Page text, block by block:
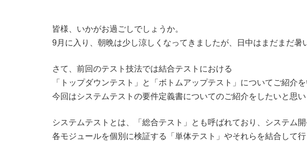
皆様、いかがお過ごしでしょうか。
9月に入り、朝晩は少し涼しくなってきましたが、日中はまだまだ暑
さて、前回のテスト技法では結合テストにおける
「トップダウンテスト」と「ボトムアップテスト」についてご紹介を
今回はシステムテストの要件定義書についてのご紹介をしたいと思い
システムテストとは、「総合テスト」とも呼ばれており、システム
各モジュールを個別に検証する「単体テスト」やそれらを結合して